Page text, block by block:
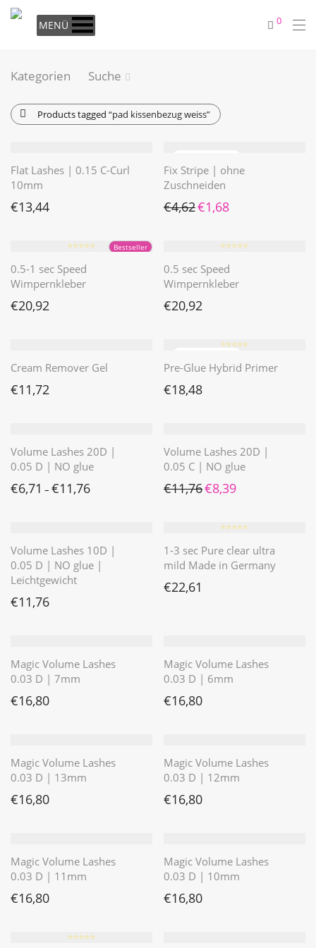
MENÜ 0
Kategorien Suche
Products tagged “pad kissenbezug weiss”
Flat Lashes | 0.15 C-Curl
10mm
€13,44
Fix Stripe | ohne
Zuschneiden
€4,62 Ursprünglicher Preis war:
€1,68
Bestseller
⭐️⭐️⭐️⭐️⭐️
0.5-1 sec Speed
Wimpernkleber
€20,92
⭐️⭐️⭐️⭐️⭐️
0.5 sec Speed
Wimpernkleber
€20,92
Cream Remover Gel
€11,72
⭐️⭐️⭐️⭐️⭐️
Pre-Glue Hybrid Primer
€18,48
Volume Lashes 20D |
0.05 D | NO glue
€6,71 – €11,76
Volume Lashes 20D |
0.05 C | NO glue
€11,76 Ursprünglicher Preis war:
€8,39Aktueller Preis ist:
Volume Lashes 10D |
0.05 D | NO glue |
Leichtgewicht
€11,76
⭐️⭐️⭐️⭐️⭐️
1-3 sec Pure clear ultra
mild Made in Germany
€22,61
Magic Volume Lashes
0.03 D | 7mm
€16,80
Magic Volume Lashes
0.03 D | 6mm
€16,80
Magic Volume Lashes
0.03 D | 13mm
€16,80
Magic Volume Lashes
0.03 D | 12mm
€16,80
Magic Volume Lashes
0.03 D | 11mm
€16,80
Magic Volume Lashes
0.03 D | 10mm
€16,80
⭐️⭐️⭐️⭐️⭐️